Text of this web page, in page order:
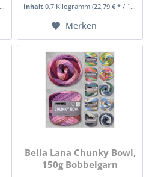
Inhalt0.7 Kilogramm(22,79 € * / 1 Kilogramm)
Merken
Bella Lana Chunky Bowl,
150g Bobbelgarn